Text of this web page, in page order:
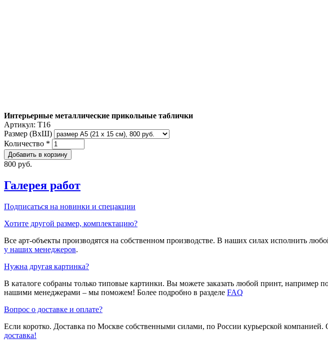
Интерьерные металлические прикольные таблички
Артикул: T16
Размер (ВxШ)
Количество *
800 руб.
Галерея работ
Подписаться на новинки и спецакции
Хотите другой размер, комплектацию?
Все арт-объекты производятся на собственном производстве. В наших силах исполнить
у наших менеджеров.
Нужна другая картинка?
В каталоге собраны только типовые картинки. Вы можете заказать любой принт, например
нашими менеджерами – мы поможем! Более подробно в разделе FAQ
Вопрос о доставке и оплате?
Если коротко. Доставка по Москве собственными силами, по России курьерской
доставка!